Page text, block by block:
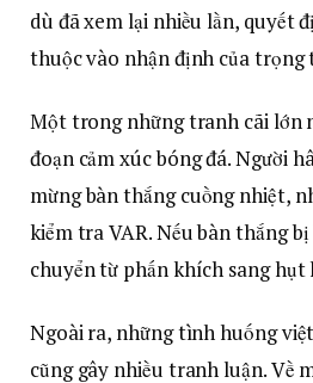
dù đã xem lại nhiều lần, quyết
thuộc vào nhận định của trọng
Một trong những tranh cãi lớn
đoạn cảm xúc bóng đá. Người
mừng bàn thắng cuồng nhiệt,
kiểm tra VAR. Nếu bàn thắng
chuyển từ phấn khích sang hụt
Ngoài ra, những tình huống
cũng gây nhiều tranh luận. Về